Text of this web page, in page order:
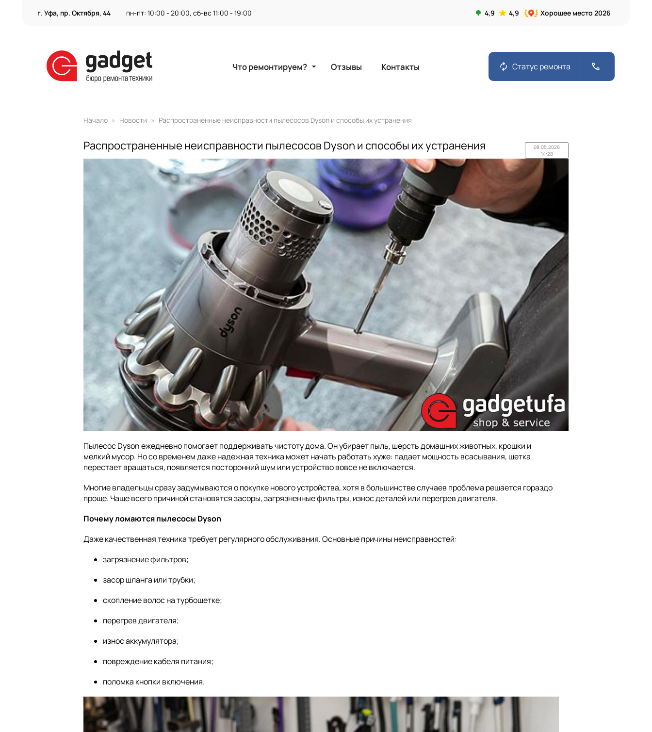
г. Уфа, пр. Октября, 44 пн-пт: 10:00 - 20:00, сб-вс 11:00 - 19:00 4,9 4,9 Хорошее место 2026
Что ремонтируем? arrow_drop_down Отзывы Контакты autorenew Статус ремонта call
Начало Новости Распространенные неисправности пылесосов Dyson и способы их устранения
08.05.2026
14:28
Распространенные неисправности пылесосов Dyson и способы их устранения
Пылесос Dyson ежедневно помогает поддерживать чистоту дома. Он убирает пыль, шерсть домашних животных, крошки и
мелкий мусор. Но со временем даже надежная техника может начать работать хуже: падает мощность всасывания, щетка
перестает вращаться, появляется посторонний шум или устройство вовсе не включается.
Многие владельцы сразу задумываются о покупке нового устройства, хотя в большинстве случаев проблема решается гораздо
проще. Чаще всего причиной становятся засоры, загрязненные фильтры, износ деталей или перегрев двигателя.
Почему ломаются пылесосы Dyson
Даже качественная техника требует регулярного обслуживания. Основные причины неисправностей:
загрязнение фильтров;
засор шланга или трубки;
скопление волос на турбощетке;
перегрев двигателя;
износ аккумулятора;
повреждение кабеля питания;
поломка кнопки включения.